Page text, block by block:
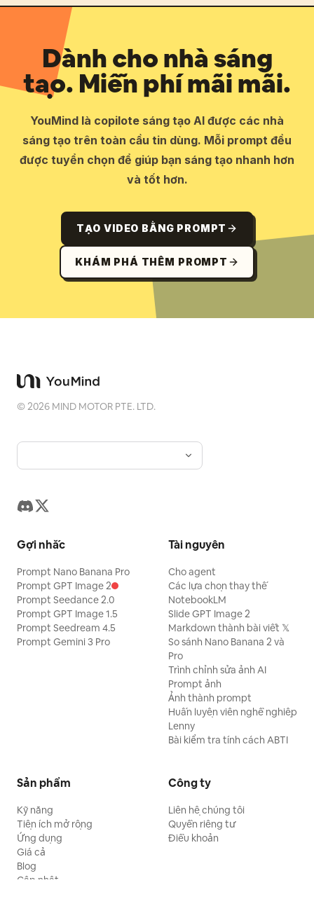
Dành cho nhà sáng
tạo. Miễn phí mãi mãi.
YouMind là copilote sáng tạo AI được các nhà
sáng tạo trên toàn cầu tin dùng. Mỗi prompt đều
được tuyển chọn để giúp bạn sáng tạo nhanh hơn
và tốt hơn.
TẠO VIDEO BẰNG PROMPT
KHÁM PHÁ THÊM PROMPT
©2026 MIND MOTOR PTE. LTD.
Gợi nhắc
Prompt Nano Banana Pro
Prompt GPT Image 2
Prompt Seedance 2.0
Prompt GPT Image 1.5
Prompt Seedream 4.5
Prompt Gemini 3 Pro
Tài nguyên
Cho agent
Các lựa chọn thay thế
NotebookLM
Slide GPT Image 2
Markdown thành bài viết 𝕏
So sánh Nano Banana 2 và
Pro
Trình chỉnh sửa ảnh AI
Prompt ảnh
Ảnh thành prompt
Huấn luyện viên nghề nghiệp
Lenny
Bài kiểm tra tính cách ABTI
Sản phẩm
Kỹ năng
Tiện ích mở rộng
Ứng dụng
Giá cả
Blog
Cập nhật
Công ty
Liên hệ chúng tôi
Quyền riêng tư
Điều khoản